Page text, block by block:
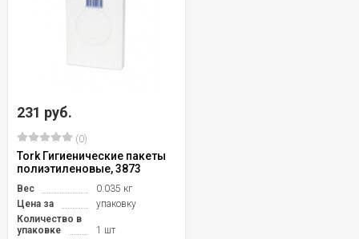
231 руб.
(0)
Tork Гигиенические пакеты
полиэтиленовые, 3873
Вес
0.035 кг
Цена за
упаковку
Количество в
упаковке
1 шт